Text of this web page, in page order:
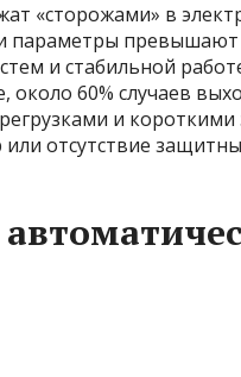
«сторожами» в
параметры превышают
и стабильной
около 60% случаев
и
отсутствие